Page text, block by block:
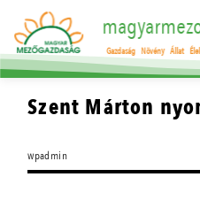
Gazdaság Növény Állat
Szent Márton
wpadmin